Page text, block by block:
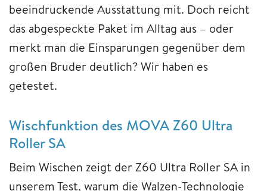
beeindruckende Ausstattung mit. Doch reicht
das abgespeckte Paket im Alltag aus – oder
merkt man die Einsparungen gegenüber dem
großen Bruder deutlich? Wir haben es
getestet.
Wischfunktion des MOVA Z60 Ultra
Roller SA
Beim Wischen zeigt der Z60 Ultra Roller SA in
unserem Test, warum die Walzen-Technologie